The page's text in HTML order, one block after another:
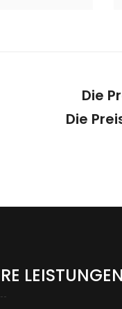
Die
Die
LEISTUNGEN